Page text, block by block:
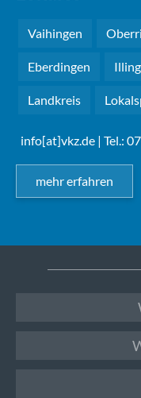
Vaihingen
Eberdingen
Landkreis
info[at]vkz.de | Tel.:
mehr erfahren